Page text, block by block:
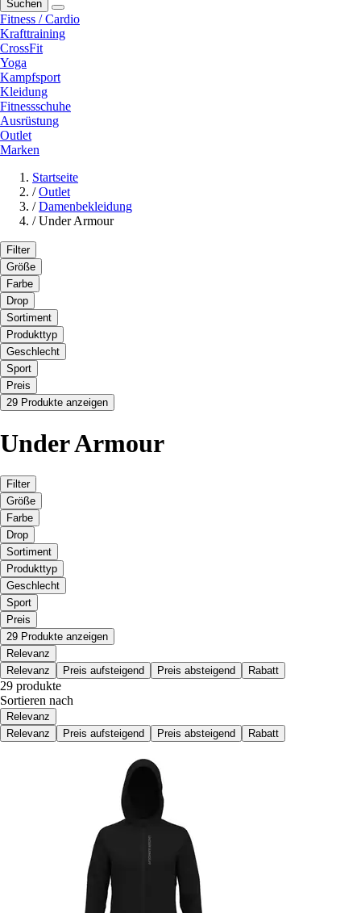
Suchen
Fitness / Cardio
Krafttraining
CrossFit
Yoga
Kampfsport
Kleidung
Fitnessschuhe
Ausrüstung
Outlet
Marken
Startseite
/ Outlet
/ Damenbekleidung
/ Under Armour
Filter
Größe
Farbe
Drop
Sortiment
Produkttyp
Geschlecht
Sport
Preis
29 Produkte anzeigen
Under Armour
Filter
Größe
Farbe
Drop
Sortiment
Produkttyp
Geschlecht
Sport
Preis
29 Produkte anzeigen
Relevanz
Relevanz
Preis aufsteigend Preis absteigend Rabatt
29 produkte
Sortieren nach
Relevanz
Relevanz
Preis aufsteigend Preis absteigend Rabatt